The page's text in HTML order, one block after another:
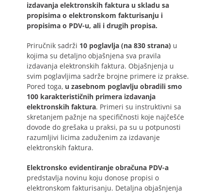
izdavanja elektronskih faktura u skladu sa
propisima o elektronskom fakturisanju i
propisima o PDV-u, ali i drugih propisa.
Priručnik sadrži 10 poglavlja (na 830 strana) u
kojima su detaljno objašnjena sva pravila
izdavanja elektronskih faktura. Objašnjenja u
svim poglavljima sadrže brojne primere iz prakse.
Pored toga, u zasebnom poglavlju obradili smo
100 karakterističnih primera izdavanja
elektronskih faktura. Primeri su instruktivni sa
skretanjem pažnje na specifičnosti koje najčešće
dovode do grešaka u praksi, pa su u potpunosti
razumljivi licima zaduženim za izdavanje
elektronskih faktura.
Elektronsko evidentiranje obračuna PDV-a
predstavlja novinu koju donose propisi o
elektronskom fakturisanju. Detaljna objašnjenja